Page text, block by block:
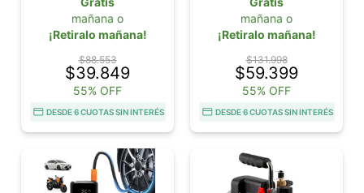
mañana o
¡Retiralo mañana!
$88.553
$39.849
55% OFF
DESDE 6 CUOTAS SIN INTERÉS
mañana o
¡Retiralo mañana!
$131.998
$59.399
55% OFF
DESDE 6 CUOTAS SIN INTERÉS